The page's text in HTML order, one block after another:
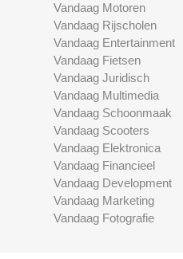
Vandaag Motoren
Vandaag Rijscholen
Vandaag Entertainment
Vandaag Fietsen
Vandaag Juridisch
Vandaag Multimedia
Vandaag Schoonmaak
Vandaag Scooters
Vandaag Elektronica
Vandaag Financieel
Vandaag Development
Vandaag Marketing
Vandaag Fotografie